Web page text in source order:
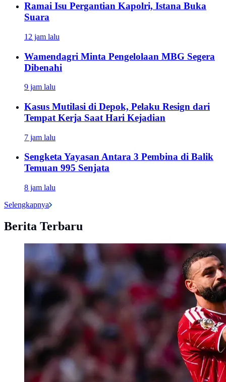
Ramai Isu Pergantian Kapolri, Istana Buka
Suara
12 jam lalu
Wamendagri Minta Pengelolaan MBG Segera
Dibenahi
9 jam lalu
Kasus Mutilasi di Depok, Pelaku Resign dari
Tempat Kerja Saat Hari Kejadian
7 jam lalu
Sengketa Yayasan Antara 3 Pembina di Balik
Temuan 995 Senjata
8 jam lalu
Selengkapnya
Berita Terbaru